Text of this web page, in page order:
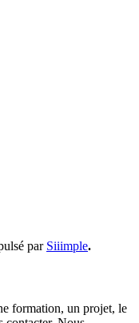
par Siiimple.
formation, un projet, le